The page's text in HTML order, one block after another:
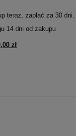
teraz, zapłać za 30 dni.
14dni od zakupu
zł